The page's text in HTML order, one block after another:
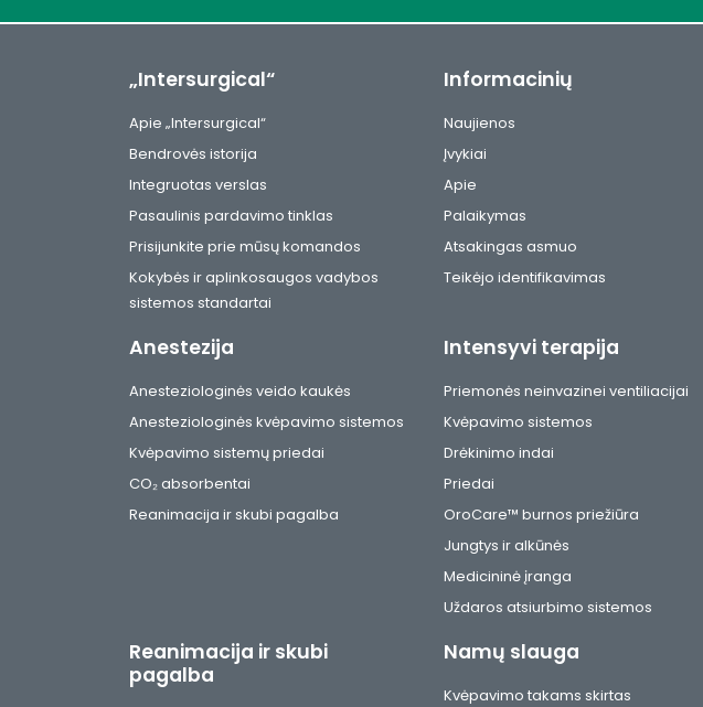
„Intersurgical“
Apie „Intersurgical“
Bendrovės istorija
Integruotas verslas
Pasaulinis pardavimo tinklas
Prisijunkite prie mūsų komandos
Kokybės ir aplinkosaugos vadybos
sistemos standartai
Informacinių
Naujienos
Įvykiai
Apie
Palaikymas
Atsakingas asmuo
Teikėjo identifikavimas
Anestezija
Anesteziologinės veido kaukės
Anesteziologinės kvėpavimo sistemos
Kvėpavimo sistemų priedai
CO₂ absorbentai
Reanimacija ir skubi pagalba
Intensyvi terapija
Priemonės neinvazinei ventiliacijai
Kvėpavimo sistemos
Drėkinimo indai
Priedai
OroCare™ burnos priežiūra
Jungtys ir alkūnės
Medicininė įranga
Uždaros atsiurbimo sistemos
Reanimacija ir skubi
pagalba
Namų slauga
Kvėpavimo takams skirtas